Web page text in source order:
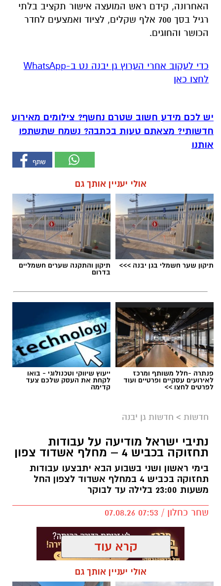
האחרונה, קידם ראש המועצה אישור תקציב בלתי
רגיל בסך 700 אלף שקלים, לציוד ואמצעים לחדר
הכושר והחוגים.
‏כדי לעקוב אחרי הערוץ גן יבנה נט ב-WhatsApp
לחצו כאן
יש לכם מידע חשוב שטרם נחשף? צילומים מאירוע
חדשותי? מצאתם טעות בכתבה? נשמח שתשתפו
אותנו
אולי יעניין אותך גם
תיקון שער חשמלי בגן יבנה >>> תיקון והתקנה שערים חשמליים
בדרום
פנתרה -חלל משותף ומרכז
לאירועים עסקיים ופרטיים ועוד
לפרטים לחצו >>
ייעוץ שיווקי וטכנולוגי - בואו
לקחת את העסק שלכם צעד
קדימה
חדשות > חדשות גן יבנה
נתיבי ישראל מודיעה על עבודות
תחזוקה בכביש 4 – מחלף אשדוד צפון
בימי ראשון ושני בשבוע הבא יתבצעו עבודות
תחזוקה בכביש 4 במחלף אשדוד לצפון החל
משעות 23:00 בלילה עד לבוקר
שחר כחלון / 07:53 07.08.26
קרא עוד
אולי יעניין אותך גם